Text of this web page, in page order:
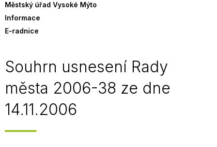
Městský úřad Vysoké Mýto
Informace
E-radnice
Souhrn usnesení Rady
města 2006-38 ze dne
14.11.2006